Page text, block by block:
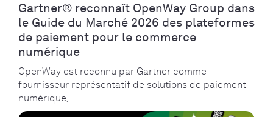
Gartner® reconnaît OpenWay Group dans
le Guide du Marché 2026 des plateformes
de paiement pour le commerce
numérique
OpenWay est reconnu par Gartner comme
fournisseur représentatif de solutions de paiement
numérique,...